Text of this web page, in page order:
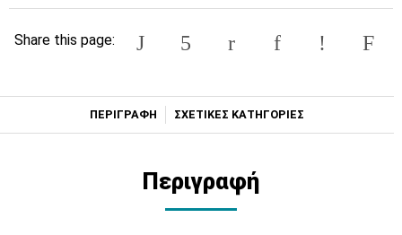
Share this page:
ΠΕΡΙΓΡΑΦΗ ΣΧΕΤΙΚΕΣ ΚΑΤΗΓΟΡΙΕΣ
Περιγραφή